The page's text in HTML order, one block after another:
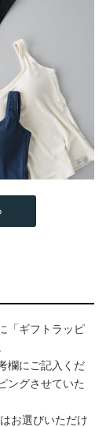
「ギフトラッピ
欄にご記入くだ
ングさせていた
お選びいただけ